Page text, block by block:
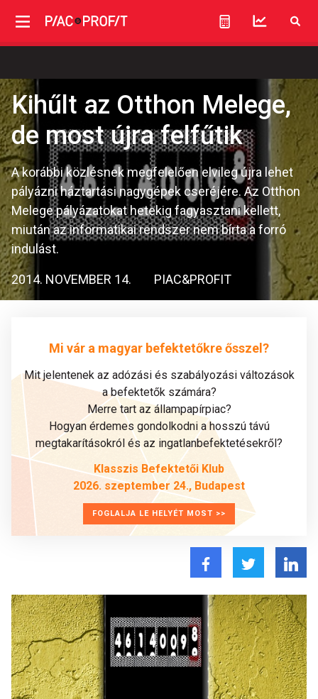
Kihűlt az Otthon Melege,
de most újra felfűtik
A korábbi közlésnek megfelelően elvileg újra lehet
pályázni háztartási nagygépek cseréjére. Az Otthon
Melege pályázatokat hetekig fagyasztani kellett,
miután az informatikai rendszer nem bírta a forró
indulást.
2014. NOVEMBER 14. PIAC&PROFIT
Mi vár a magyar befektetőkre ősszel?
Mit jelentenek az adózási és szabályozási változások
a befektetők számára?
Merre tart az állampapírpiac?
Hogyan érdemes gondolkodni a hosszú távú
megtakarításokról és az ingatlanbefektetésekről?
Klasszis Befektetői Klub
2026. szeptember 24., Budapest
FOGLALJA LE HELYÉT MOST >>